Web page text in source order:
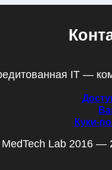
IT —
Куки-
MedTech Lab 2016 —